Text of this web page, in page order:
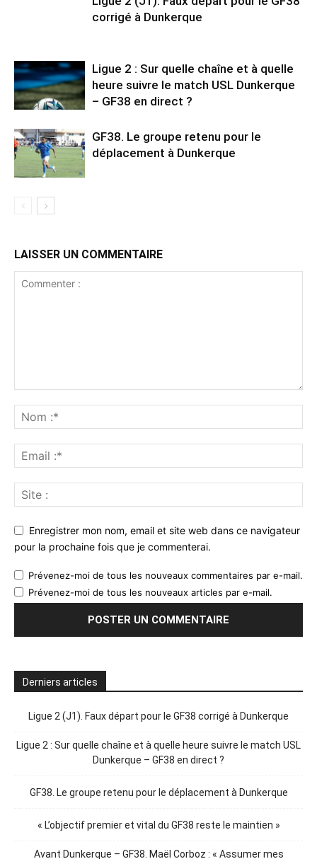
corrigé à Dunkerque
Ligue 2 : Sur quelle chaîne et à quelle
heure suivre le match USL Dunkerque
– GF38 en direct ?
GF38. Le groupe retenu pour le
déplacement à Dunkerque
LAISSER UN COMMENTAIRE
Enregistrer mon nom, email et site web dans ce navigateur
pour la prochaine fois que je commenterai.
Prévenez-moi de tous les nouveaux commentaires par e-mail.
Prévenez-moi de tous les nouveaux articles par e-mail.
Derniers articles
Ligue 2 (J1). Faux départ pour le GF38 corrigé à Dunkerque
Ligue 2 : Sur quelle chaîne et à quelle heure suivre le match USL
Dunkerque – GF38 en direct ?
GF38. Le groupe retenu pour le déplacement à Dunkerque
« L’objectif premier et vital du GF38 reste le maintien »
Avant Dunkerque – GF38. Maël Corboz : « Assumer mes